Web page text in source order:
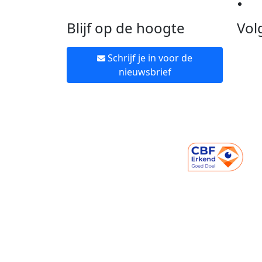
Blijf op de hoogte
Schrijf je in voor de
nieuwsbrief